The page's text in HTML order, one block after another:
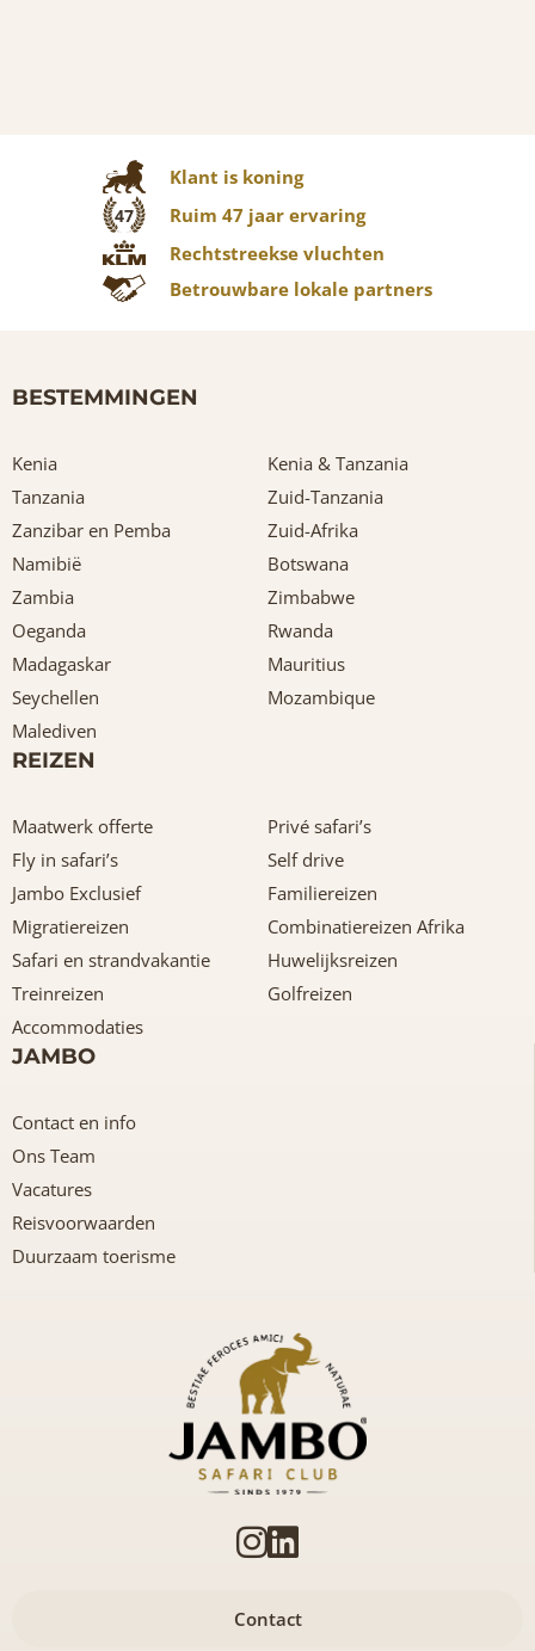
Klant is koning
47
Ruim 47 jaar ervaring
Rechtstreekse vluchten
Betrouwbare lokale partners
BESTEMMINGEN
Kenia
Kenia & Tanzania
Tanzania
Zuid-Tanzania
Zanzibar en Pemba
Zuid-Afrika
Namibië
Botswana
Zambia
Zimbabwe
Oeganda
Rwanda
Madagaskar
Mauritius
Seychellen
Mozambique
Malediven
REIZEN
Maatwerk offerte
Privé safari’s
Fly in safari’s
Self drive
Jambo Exclusief
Familiereizen
Migratiereizen
Combinatiereizen Afrika
Safari en strandvakantie
Huwelijksreizen
Treinreizen
Golfreizen
Accommodaties
JAMBO
Contact en info
Ons Team
Vacatures
Reisvoorwaarden
Duurzaam toerisme
Contact